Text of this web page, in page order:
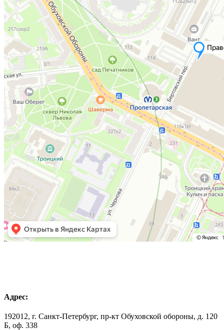
Адрес:
192012, г. Санкт-Петербург, пр-кт Обуховской обороны, д. 120
Б, оф. 338